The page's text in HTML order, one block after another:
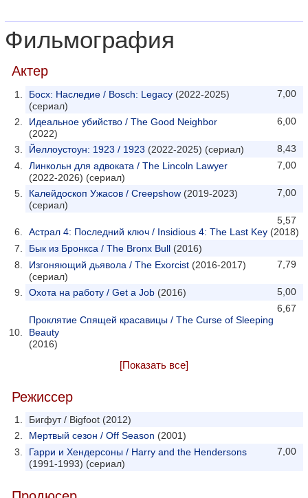
Фильмография
Актер
7,00
Босх: Наследие / Bosch: Legacy (2022-2025)
(сериал)
6,00
Идеальное убийство / The Good Neighbor
(2022)
8,43
Йеллоустоун: 1923 / 1923 (2022-2025) (сериал)
7,00
Линкольн для адвоката / The Lincoln Lawyer
(2022-2026) (сериал)
7,00
Калейдоскоп Ужасов / Creepshow (2019-2023)
(сериал)
5,57
Астрал 4: Последний ключ / Insidious 4: The Last Key (2018)
Бык из Бронкса / The Bronx Bull (2016)
7,79
Изгоняющий дьявола / The Exorcist (2016-2017)
(сериал)
5,00
Охота на работу / Get a Job (2016)
6,67
Проклятие Спящей красавицы / The Curse of Sleeping
Beauty
(2016)
[Показать все]
Режиссер
Бигфут / Bigfoot (2012)
Мертвый сезон / Off Season (2001)
7,00
Гарри и Хендерсоны / Harry and the Hendersons
(1991-1993) (сериал)